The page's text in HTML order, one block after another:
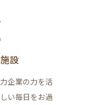
設
企業の力を活
い毎日をお過